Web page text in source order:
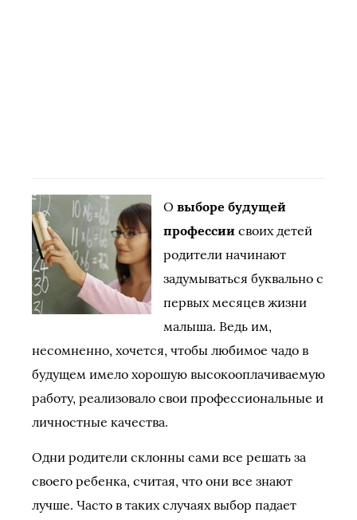
О выборе будущей
профессии своих детей
родители начинают
задумываться буквально с
первых месяцев жизни
малыша. Ведь им,
несомненно, хочется, чтобы любимое чадо в
будущем имело хорошую высокооплачиваемую
работу, реализовало свои профессиональные и
личностные качества.
Одни родители склонны сами все решать за
своего ребенка, считая, что они все знают
лучше. Часто в таких случаях выбор падает